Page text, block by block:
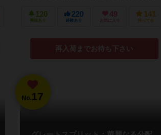
120
興味あり
220
経験あり
49
お気に入り
141
持ってる
再入荷までお待ち下さい
No.17